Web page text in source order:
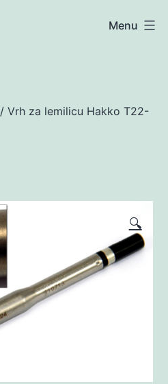
Menu
/ Vrh za lemilicu Hakko T22-
🔍